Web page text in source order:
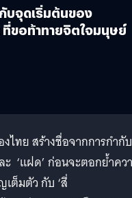
บจุดเริ่มต้นของ
ที่ขอท้าทายจิตใจมนุษย์
ทย สร้างชื่อจากการกำกับ
‘แฝด’ ก่อนจะตอกย้ำคว
ต็มตัว กับ ‘สี่